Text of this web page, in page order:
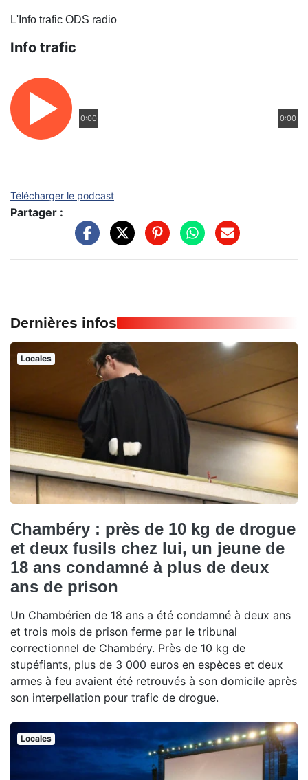
L'Info trafic ODS radio
Info trafic
0:00 0:00
Télécharger le podcast
Partager :
Dernières infos
Locales
Chambéry : près de 10 kg de drogue
et deux fusils chez lui, un jeune de
18 ans condamné à plus de deux
ans de prison
Un Chambérien de 18 ans a été condamné à deux ans
et trois mois de prison ferme par le tribunal
correctionnel de Chambéry. Près de 10 kg de
stupéfiants, plus de 3 000 euros en espèces et deux
armes à feu avaient été retrouvés à son domicile après
son interpellation pour trafic de drogue.
Locales